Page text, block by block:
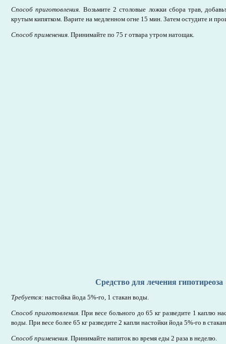
Способ приготовления. Возьмите 2 столовые ложки сбора трав,
крутым кипятком. Варите на медленном огне 15 мин. Затем остудите и
Способ применения. Принимайте по 75 г отвара утром натощак.
Средство для лечения гипотиреоза
Требуется: настойка йода 5%-го, 1 стакан воды.
Способ приготовления.При весе больного до 65 кг разведите 1 каплю
воды. При весе более 65 кг разведите 2 капли настойки йода 5%-го в
Способ применения. Принимайте напиток во время еды 2 раза в неделю.